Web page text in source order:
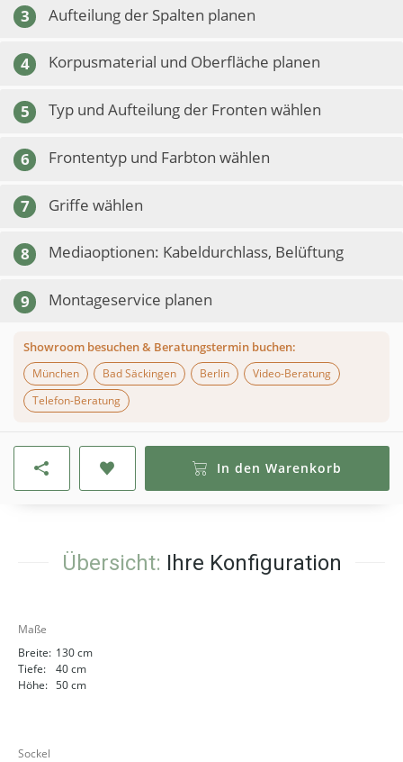
3 Aufteilung der Spalten planen
4 Korpusmaterial und Oberfläche planen
5 Typ und Aufteilung der Fronten wählen
6 Frontentyp und Farbton wählen
7 Griffe wählen
8 Mediaoptionen: Kabeldurchlass, Belüftung
9 Montageservice planen
Showroom besuchen & Beratungstermin buchen:
München
Bad Säckingen Berlin
Video-Beratung
Telefon-Beratung
In den Warenkorb
Übersicht: Ihre Konfiguration
Maße
Breite: 130 cm
Tiefe:
40 cm
Höhe: 50 cm
Sockel